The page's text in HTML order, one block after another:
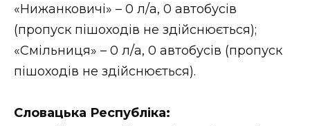
«Нижанковичі» – 0 л/а, 0 автобусів
(пропуск пішоходів не здійснюється);
«Смільниця» – 0 л/а, 0 автобусів (пропуск
пішоходів не здійснюється).
Словацька Республіка: